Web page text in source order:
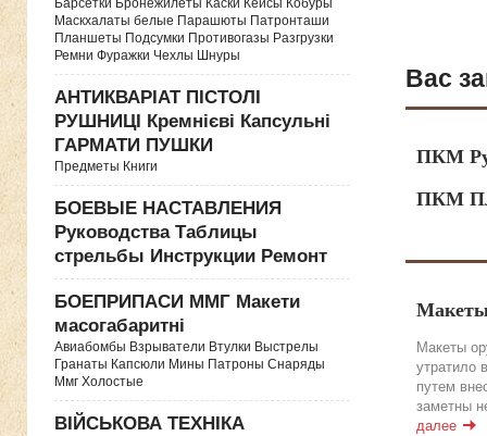
Барсетки Бронежилеты Каски Кейсы Кобуры
Маскхалаты белые Парашюты Патронташи
Планшеты Подсумки Противогазы Разгрузки
Ремни Фуражки Чехлы Шнуры
АНТИКВАРІАТ ПІСТОЛІ
РУШНИЦІ Кремнієві Капсульні
ГАРМАТИ ПУШКИ
Предметы Книги
БОЕВЫЕ НАСТАВЛЕНИЯ
Руководства Таблицы
стрельбы Инструкции Ремонт
БОЕПРИПАСИ ММГ Макети
масогабаритні
Авиабомбы Взрыватели Втулки Выстрелы
Гранаты Капсюли Мины Патроны Снаряды
Ммг Холостые
ВІЙСЬКОВА ТЕХНІКА
Вас
ПКМ
ПКМ
Макеты
Макеты
утратило
путем
заметны
далее